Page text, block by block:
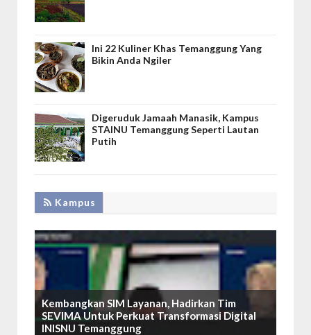
Ini 22 Kuliner Khas Temanggung Yang
Bikin Anda Ngiler
Digeruduk Jamaah Manasik, Kampus
STAINU Temanggung Seperti Lautan
Putih
Kampus
Kembangkan SIM Layanan, Hadirkan Tim
SEVIMA Untuk Perkuat Transformasi Digital
INISNU Temanggung